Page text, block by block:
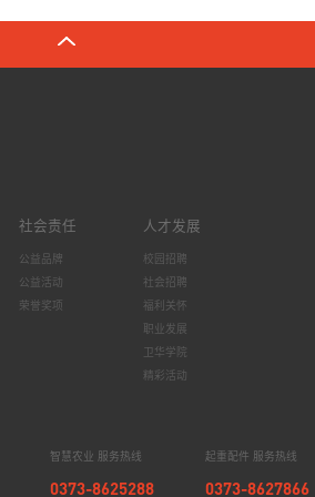
社会责任
公益品牌
公益活动
荣誉奖项
人才发展
校园招聘
社会招聘
福利关怀
职业发展
卫华学院
精彩活动
智慧农业 服务热线
0373-8625288
起重配件 服务热线
0373-8627866